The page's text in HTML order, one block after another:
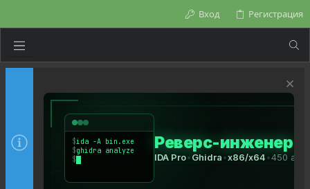
Вход Регистрация